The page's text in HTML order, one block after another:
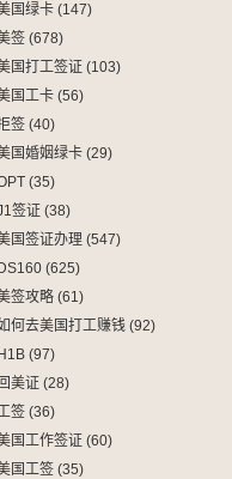
国绿卡 (147)
签 (678)
国打工签证 (103)
国工卡 (56)
签 (40)
国婚姻绿卡 (29)
(35)
签证 (38)
国签证办理 (547)
DS160 (625)
签攻略 (61)
何去美国打工赚钱 (92)
H1B (97)
回美证 (28)
签 (36)
国工作签证 (60)
国工签 (35)